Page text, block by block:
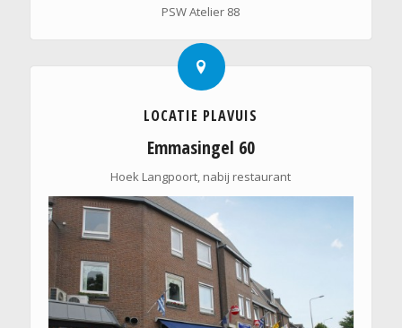
PSW Atelier 88
LOCATIE PLAVUIS
Emmasingel 60
Hoek Langpoort, nabij restaurant